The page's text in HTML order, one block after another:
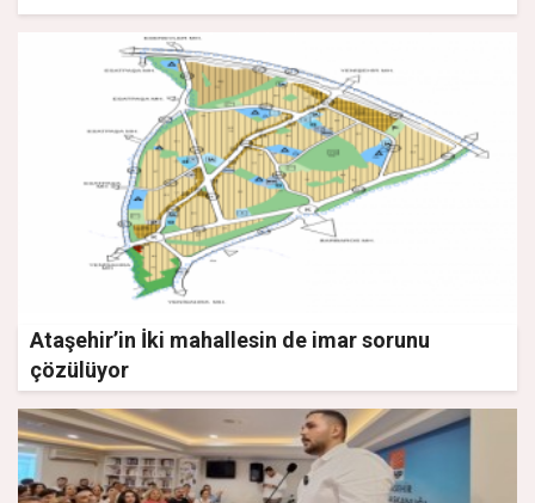
Ataşehir’in İki mahallesin de imar sorunu
çözülüyor